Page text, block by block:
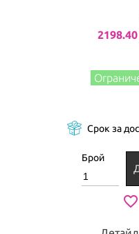
Срок за
Брой
favorite_border